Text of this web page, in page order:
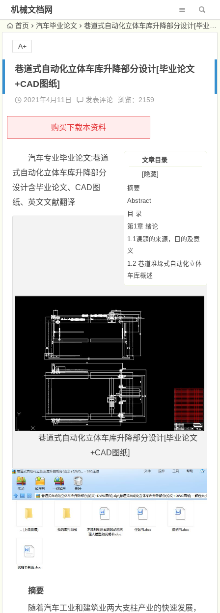
机械文档网
首页 汽车毕业论文 巷道式自动化立体车库升降部分设计[毕业论文+CAD图纸]
巷道式自动化立体车库升降部分设计[毕业论文
+CAD图纸]
2021年4月11日 发表评论 浏览：2159
购买下载本资料
文章目录
[隐藏]
摘要
Abstract
目 录
第1章 绪论
1.1课题的来源，目的及意
义
1.2 巷道堆垛式自动化立体
车库概述
汽车专业毕业论文:巷道
式自动化立体车库升降部分
设计含毕业论文、CAD图
纸、英文文献翻译
巷道式自动化立体车库升降部分设计[毕业论文
+CAD图纸]
摘要
随着汽车工业和建筑业两大支柱产业的快速发展，
A+